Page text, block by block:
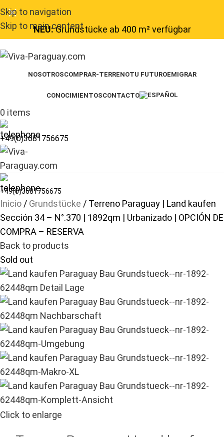
Skip to navigation
Skip to main content
NEU:Grundstücke ab 400 m² verfügbar
NOSOTROSCOMPRAR-TERRENOTU FUTUROEMIGRAR
CONOCIMIENTOSCONTACTO
0 items
+49(0)3681756675
+49(0)3681756675
Inicio Grundstücke
Terreno Paraguay | Land kaufen
Sección 34 – N°.370 | 1892qm | Urbanizado | OPCIÓN DE
COMPRA – RESERVA
Back to products
Sold out
Click to enlarge